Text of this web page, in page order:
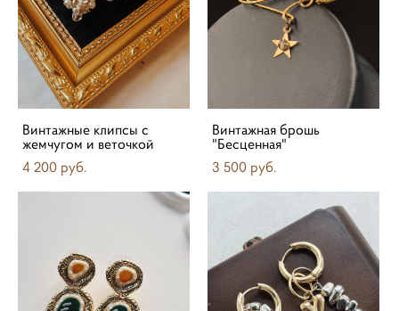
Винтажные клипсы с
жемчугом и веточкой
4 200 pуб.
Винтажная брошь
"Бесценная"
3 500 pуб.